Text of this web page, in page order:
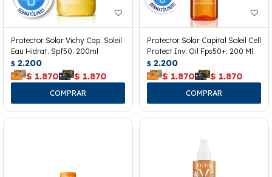
Protector Solar Vichy Cap. Soleil
Eau Hidrat. Spf50. 200ml
$ 2.200
$ 1.870 $ 1.870
Protector Solar Capital Soleil Cell
Protect Inv. Oil Fps50+. 200 Ml.
$ 2.200
$ 1.870 $ 1.870